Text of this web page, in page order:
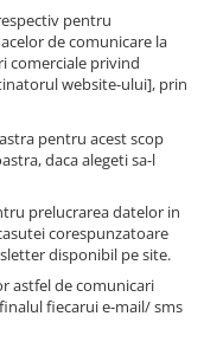
pentru
de comunicare la
comerciale privind
website-ului], prin
pentru acest scop
daca alegeti sa-l
prelucrarea datelor in
corespunzatoare
disponibil pe site.
astfel de comunicari
fiecarui e-mail/ sms